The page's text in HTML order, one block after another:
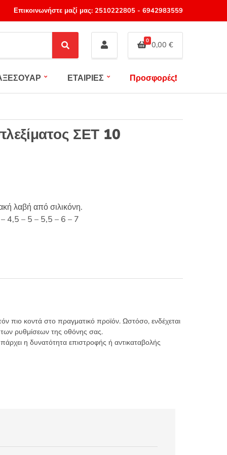
Επικοινωνήστε μαζί μας: 2510222805- 6942983559
S
e
c
0 0,00 €
ΕΤΑΙΡΙΕΣ Προσφορές!
ΣΕΤ 10
λαβή από σιλικόνη.
– 4,5 – 5 – 5,5 – 6 – 7
πιο κοντά στο πραγματικό προϊόν. Ωστόσο, ενδέχεται
ρυθμίσεων της οθόνης σας.
η δυνατότητα επιστροφής ή αντικαταβολής